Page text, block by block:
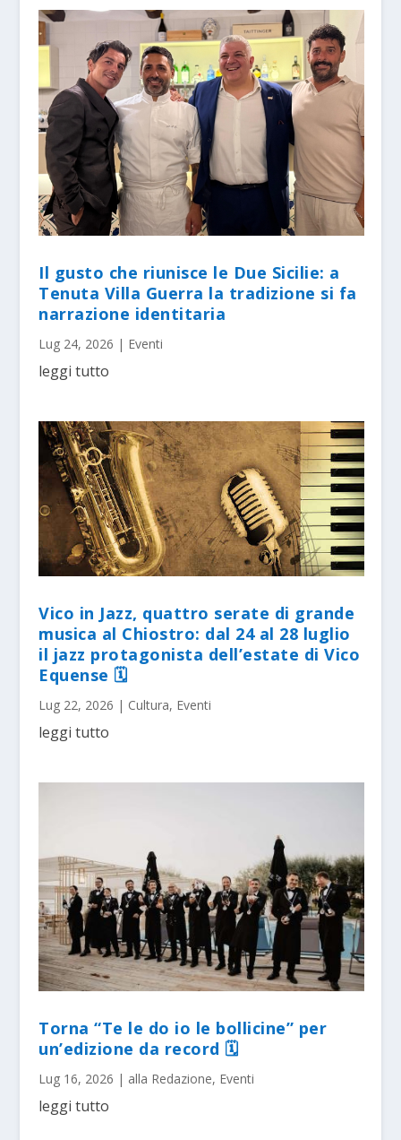
Il gusto che riunisce le Due Sicilie: a
Tenuta Villa Guerra la tradizione si fa
narrazione identitaria
Lug 24, 2026 | Eventi
leggi tutto
Vico in Jazz, quattro serate di grande
musica al Chiostro: dal 24 al 28 luglio
il jazz protagonista dell’estate di Vico
Equense 🗓
Lug 22, 2026 | Cultura, Eventi
leggi tutto
Torna “Te le do io le bollicine” per
un’edizione da record 🗓
Lug 16, 2026 | alla Redazione, Eventi
leggi tutto